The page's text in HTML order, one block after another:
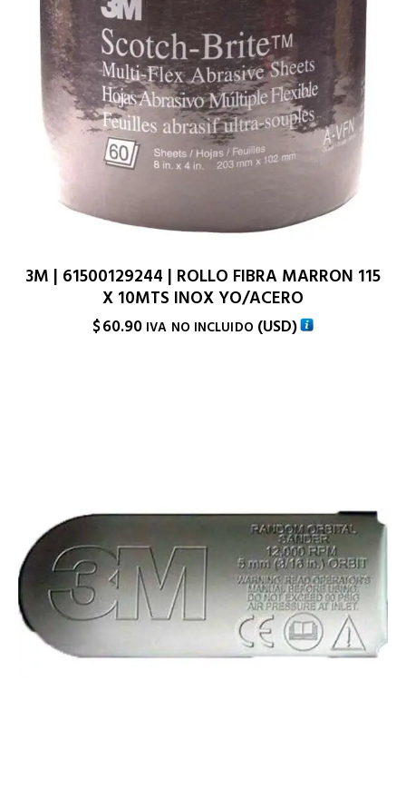
3M | 61500129244 | ROLLO FIBRA MARRON 115
X 10MTS INOX YO/ACERO
$60.90 IVA NO INCLUIDO (USD)